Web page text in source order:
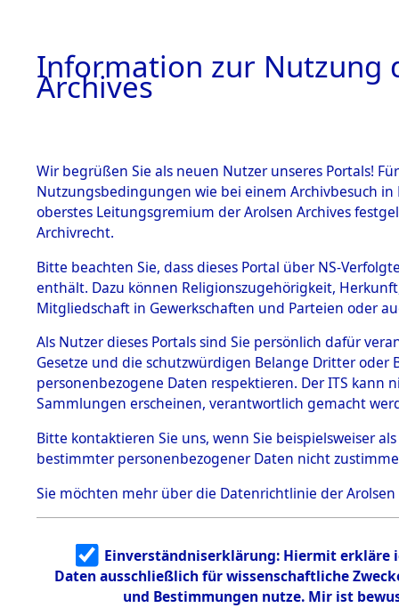
BESTÄNDE
1.
mente
5. Verschiedenes
5.3
Todesmärsche
5.3.1 Alliierte
Erhebungen
zu
Todesmärsch
en
5.3.2
Identifizierun
g
5.3.3
Todesmärsch
und
0126
Information zur Nutzung
Archives
Wir begrüßen Sie als neuen Nutzer unseres Portals!
Nutzungsbedingungen wie bei einem Archivbesuch
oberstes Leitungsgremium der Arolsen Archives
Archivrecht.
Bitte beachten Sie, dass dieses Portal über NS-
enthält. Dazu können Religionszugehörigkeit,
Mitgliedschaft in Gewerkschaften und Parteien oder
Als Nutzer dieses Portals sind Sie persönlich dafür
Gesetze und die schutzwürdigen Belange Dritter
personenbezogene Daten respektieren. Der ITS
Sammlungen erscheinen, verantwortlich gemacht
Bitte kontaktieren Sie uns, wenn Sie beispielsweiser
bestimmter personenbezogener Daten nicht
Sie möchten mehr über die Datenrichtlinie der Arolsen
Einverständniserklärung: Hiermit erkläre
Daten ausschließlich für wissenschaftliche
und Bestimmungen nutze. Mir ist